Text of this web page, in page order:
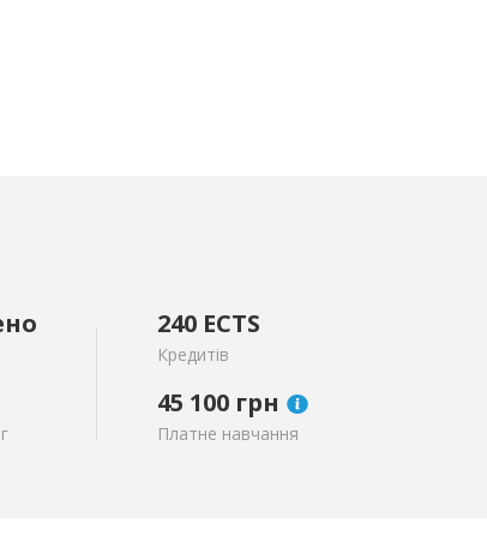
240 ECTS
Кредитів
45 100 грн
Платне навчання